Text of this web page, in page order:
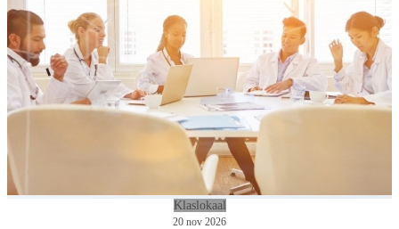
Klaslokaal
20 nov 2026